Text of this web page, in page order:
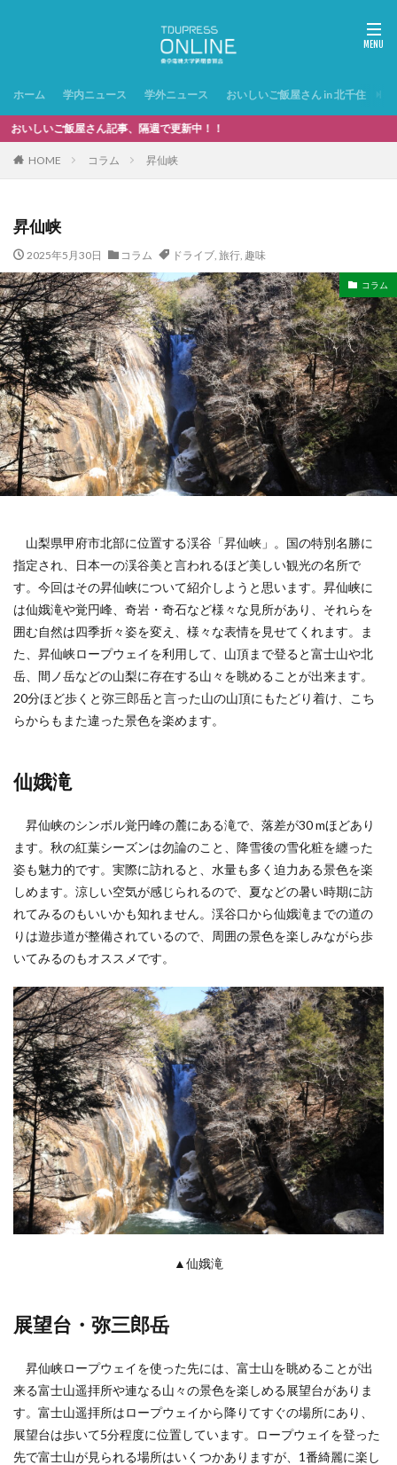
ホーム 学内ニュース 学外ニュース おいしいご飯屋さん in 北千住
ご飯屋さん記事、隔週で更新中！！
HOME コラム 昇仙峡
昇仙峡
2025年5月30日 コラム ドライブ, 旅行, 趣味
コラム
山梨県甲府市北部に位置する渓谷「昇仙峡」。国の特別名勝に
指定され、日本一の渓谷美と言われるほど美しい観光の名所で
す。今回はその昇仙峡について紹介しようと思います。昇仙峡に
は仙娥滝や覚円峰、奇岩・奇石など様々な見所があり、それらを
囲む自然は四季折々姿を変え、様々な表情を見せてくれます。ま
た、昇仙峡ロープウェイを利用して、山頂まで登ると富士山や北
岳、間ノ岳などの山梨に存在する山々を眺めることが出来ます。
20分ほど歩くと弥三郎岳と言った山の山頂にもたどり着け、こち
らからもまた違った景色を楽めます。
仙娥滝
昇仙峡のシンボル覚円峰の麓にある滝で、落差が30 mほどあり
ます。秋の紅葉シーズンは勿論のこと、降雪後の雪化粧を纏った
姿も魅力的です。実際に訪れると、水量も多く迫力ある景色を楽
しめます。涼しい空気が感じられるので、夏などの暑い時期に訪
れてみるのもいいかも知れません。渓谷口から仙娥滝までの道の
りは遊歩道が整備されているので、周囲の景色を楽しみながら歩
いてみるのもオススメです。
▲仙娥滝
展望台・弥三郎岳
昇仙峡ロープウェイを使った先には、富士山を眺めることが出
来る富士山遥拝所や連なる山々の景色を楽しめる展望台がありま
す。富士山遥拝所はロープウェイから降りてすぐの場所にあり、
展望台は歩いて5分程度に位置しています。ロープウェイを登った
先で富士山が見られる場所はいくつかありますが、1番綺麗に楽し